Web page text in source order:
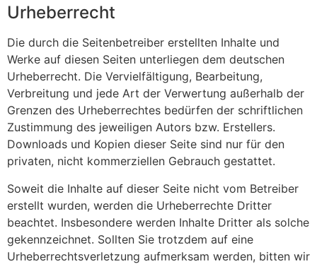
Urheberrecht
Die durch die Seitenbetreiber erstellten Inhalte und
Werke auf diesen Seiten unterliegen dem deutschen
Urheberrecht. Die Vervielfältigung, Bearbeitung,
Verbreitung und jede Art der Verwertung außerhalb der
Grenzen des Urheberrechtes bedürfen der schriftlichen
Zustimmung des jeweiligen Autors bzw. Erstellers.
Downloads und Kopien dieser Seite sind nur für den
privaten, nicht kommerziellen Gebrauch gestattet.
Soweit die Inhalte auf dieser Seite nicht vom Betreiber
erstellt wurden, werden die Urheberrechte Dritter
beachtet. Insbesondere werden Inhalte Dritter als solche
gekennzeichnet. Sollten Sie trotzdem auf eine
Urheberrechtsverletzung aufmerksam werden, bitten wir